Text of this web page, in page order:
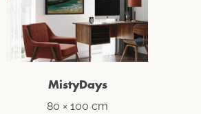
MistyDays
80 × 100 cm